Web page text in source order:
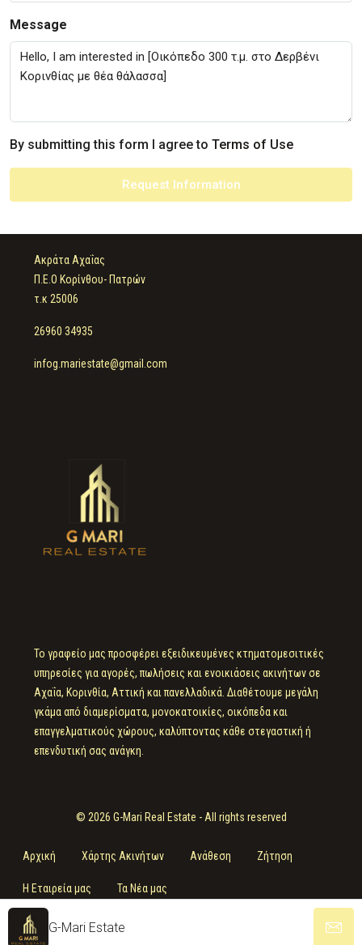
Message
By submitting this form I agree to Terms of Use
Request Information
G-Mari Estate
Ακράτα Αχαΐας
Π.Ε.Ο Κορίνθου- Πατρών
τ.κ 25006
26960 34935
infog.mariestate@gmail.com
Το γραφείο μας προσφέρει εξειδικευμένες κτηματομεσιτικές
υπηρεσίες για αγορές, πωλήσεις και ενοικιάσεις ακινήτων σε
Αχαΐα, Κορινθία, Αττική και πανελλαδικά. Διαθέτουμε μεγάλη
γκάμα από διαμερίσματα, μονοκατοικίες, οικόπεδα και
επαγγελματικούς χώρους, καλύπτοντας κάθε στεγαστική ή
επενδυτική σας ανάγκη.
© 2026 G-Mari Real Estate - All rights reserved
Αρχική Χάρτης Ακινήτων Ανάθεση Ζήτηση
Η Εταιρεία μας Τα Νέα μας